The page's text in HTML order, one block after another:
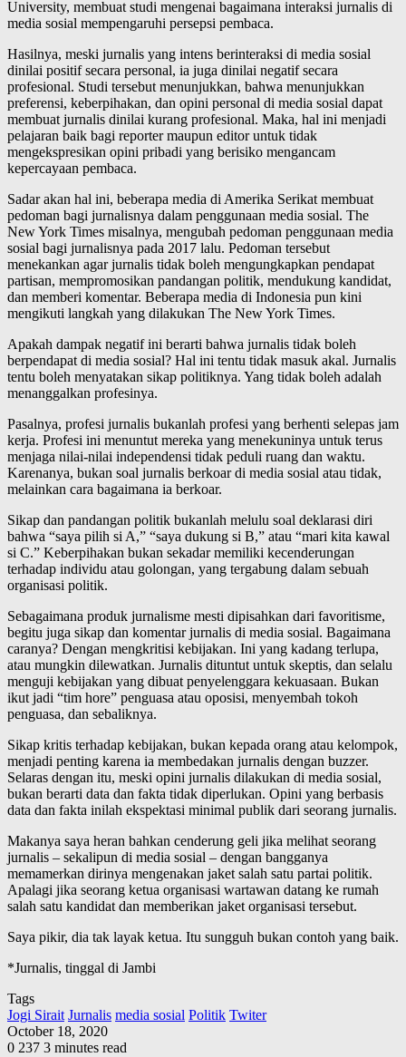
University, membuat studi mengenai bagaimana interaksi jurnalis di
media sosial mempengaruhi persepsi pembaca.
Hasilnya, meski jurnalis yang intens berinteraksi di media sosial
dinilai positif secara personal, ia juga dinilai negatif secara
profesional. Studi tersebut menunjukkan, bahwa menunjukkan
preferensi, keberpihakan, dan opini personal di media sosial dapat
membuat jurnalis dinilai kurang profesional. Maka, hal ini menjadi
pelajaran baik bagi reporter maupun editor untuk tidak
mengekspresikan opini pribadi yang berisiko mengancam
kepercayaan pembaca.
Sadar akan hal ini, beberapa media di Amerika Serikat membuat
pedoman bagi jurnalisnya dalam penggunaan media sosial. The
New York Times misalnya, mengubah pedoman penggunaan media
sosial bagi jurnalisnya pada 2017 lalu. Pedoman tersebut
menekankan agar jurnalis tidak boleh mengungkapkan pendapat
partisan, mempromosikan pandangan politik, mendukung kandidat,
dan memberi komentar. Beberapa media di Indonesia pun kini
mengikuti langkah yang dilakukan The New York Times.
Apakah dampak negatif ini berarti bahwa jurnalis tidak boleh
berpendapat di media sosial? Hal ini tentu tidak masuk akal. Jurnalis
tentu boleh menyatakan sikap politiknya. Yang tidak boleh adalah
menanggalkan profesinya.
Pasalnya, profesi jurnalis bukanlah profesi yang berhenti selepas jam
kerja. Profesi ini menuntut mereka yang menekuninya untuk terus
menjaga nilai-nilai independensi tidak peduli ruang dan waktu.
Karenanya, bukan soal jurnalis berkoar di media sosial atau tidak,
melainkan cara bagaimana ia berkoar.
Sikap dan pandangan politik bukanlah melulu soal deklarasi diri
bahwa “saya pilih si A,” “saya dukung si B,” atau “mari kita kawal
si C.” Keberpihakan bukan sekadar memiliki kecenderungan
terhadap individu atau golongan, yang tergabung dalam sebuah
organisasi politik.
Sebagaimana produk jurnalisme mesti dipisahkan dari favoritisme,
begitu juga sikap dan komentar jurnalis di media sosial. Bagaimana
caranya? Dengan mengkritisi kebijakan. Ini yang kadang terlupa,
atau mungkin dilewatkan. Jurnalis dituntut untuk skeptis, dan selalu
menguji kebijakan yang dibuat penyelenggara kekuasaan. Bukan
ikut jadi “tim hore” penguasa atau oposisi, menyembah tokoh
penguasa, dan sebaliknya.
Sikap kritis terhadap kebijakan, bukan kepada orang atau kelompok,
menjadi penting karena ia membedakan jurnalis dengan buzzer.
Selaras dengan itu, meski opini jurnalis dilakukan di media sosial,
bukan berarti data dan fakta tidak diperlukan. Opini yang berbasis
data dan fakta inilah ekspektasi minimal publik dari seorang jurnalis.
Makanya saya heran bahkan cenderung geli jika melihat seorang
jurnalis – sekalipun di media sosial – dengan bangganya
memamerkan dirinya mengenakan jaket salah satu partai politik.
Apalagi jika seorang ketua organisasi wartawan datang ke rumah
salah satu kandidat dan memberikan jaket organisasi tersebut.
Saya pikir, dia tak layak ketua. Itu sungguh bukan contoh yang baik.
*Jurnalis, tinggal di Jambi
Tags
Jogi Sirait Jurnalis media sosial Politik Twiter
October 18, 2020
0 237 3 minutes read